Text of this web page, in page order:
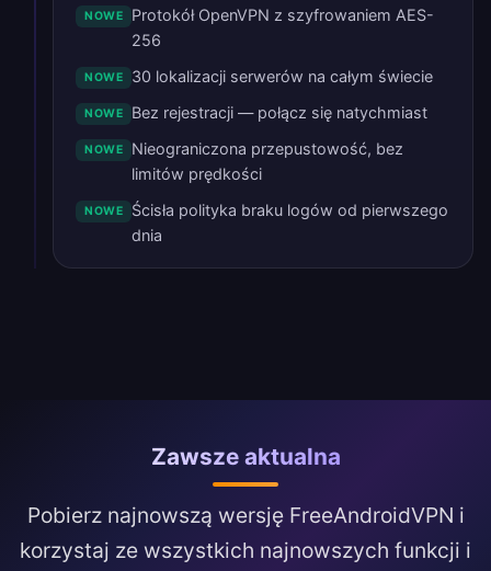
NOWE
Protokół OpenVPN z szyfrowaniem AES-
256
NOWE 30 lokalizacji serwerów na całym świecie
NOWE Bez rejestracji — połącz się natychmiast
NOWE
Nieograniczona przepustowość, bez
limitów prędkości
NOWE
Ścisła polityka braku logów od pierwszego
dnia
Zawsze aktualna
Pobierz najnowszą wersję FreeAndroidVPN i
korzystaj ze wszystkich najnowszych funkcji i